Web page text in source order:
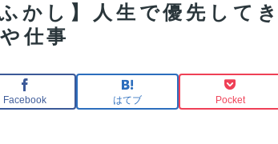
かし】人生で優先して
仕事
Facebook はてブ Pocket